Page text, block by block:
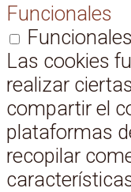
Funcionales
Funcionales
Las cookies
realizar
compartir el
plataformas
recopilar